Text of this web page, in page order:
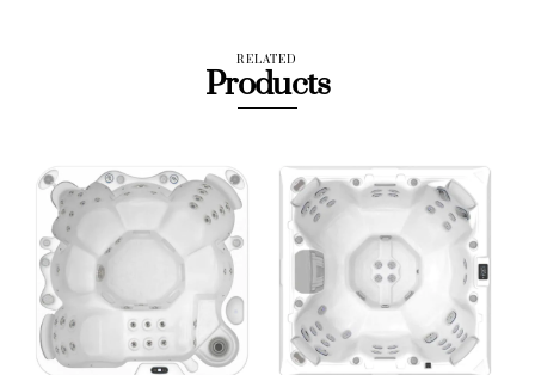
RELATED
Products